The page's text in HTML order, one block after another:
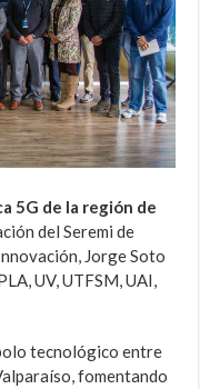
5G de la región de
del Seremi de
Jorge Soto
UV, UTFSM, UAI,
tecnológico entre
fomentando